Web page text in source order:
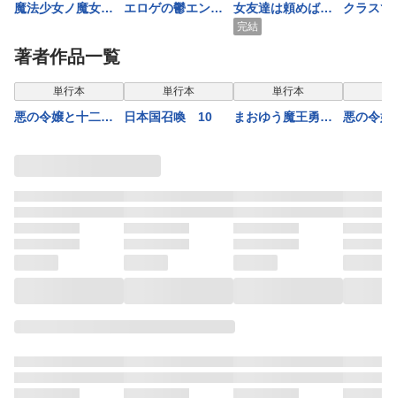
魔法少女ノ魔女裁
エロゲの鬱エンド
女友達は頼めば意
外とヤらせてくれ
完結
クラス
著者作品一覧
単行本
悪の令嬢と十二の
たちと伝説の悪
華麗なる無双録～
単行本
日本国召喚 10
単行本
まおゆう魔王勇
悪の令
華麗なる